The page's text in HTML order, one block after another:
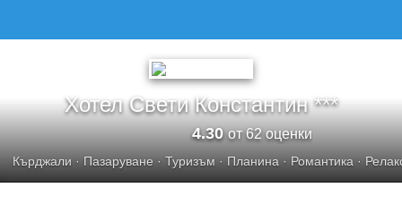
Хотел Свети Константин ***
4.30от 62 оценки
Кърджали · Пазаруване · Туризъм · Планина · Романтика ·